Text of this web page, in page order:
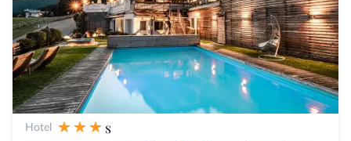
Hotel
s